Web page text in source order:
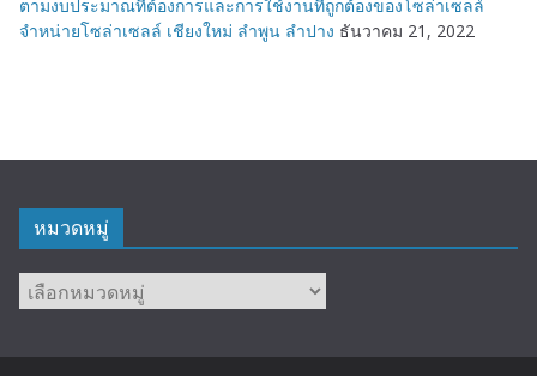
ตามงบประมาณที่ต้องการและการใช้งานที่ถูกต้องของโซล่าเซลล์
จำหน่ายโซล่าเซลล์ เชียงใหม่ ลำพูน ลำปาง ธันวาคม 21, 2022
หมวดหมู่
หมวด
หมู่